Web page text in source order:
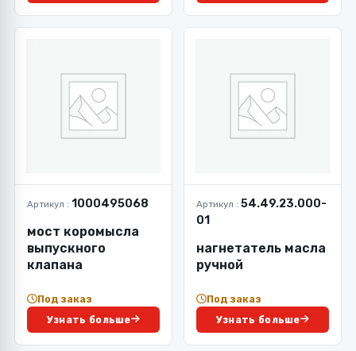
Артикул : 1000495068
мост коромысла
выпускного
клапана
Под заказ
Узнать больше
Артикул : 54.49.23.000-
01
нагнетатель масла
ручной
Под заказ
Узнать больше